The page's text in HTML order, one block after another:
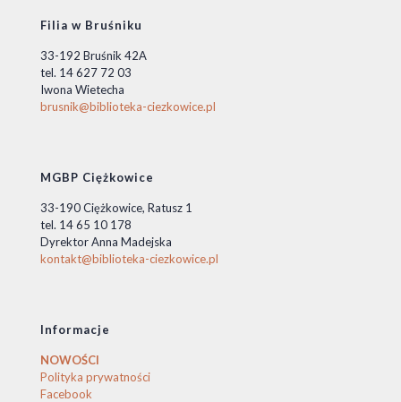
Filia w Bruśniku
33-192 Bruśnik 42A
tel. 14 627 72 03
Iwona Wietecha
brusnik@biblioteka-ciezkowice.pl
MGBP Ciężkowice
33-190 Ciężkowice, Ratusz 1
tel. 14 65 10 178
Dyrektor Anna Madejska
kontakt@biblioteka-ciezkowice.pl
Informacje
NOWOŚCI
Polityka prywatności
Facebook